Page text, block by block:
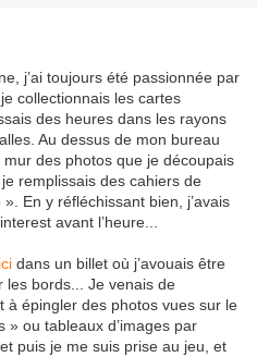
j’ai toujours été passionnée par
collectionnais les cartes
des heures dans les rayons
Au dessus de mon bureau
mur des photos que je découpais
remplissais des cahiers de
En y réfléchissant bien, j’avais
avant l’heure...
ici dans un billet où j’avouais être
les bords... Je venais de
à épingler des photos vues sur le
» ou tableaux d’images par
puis je me suis prise au jeu, et